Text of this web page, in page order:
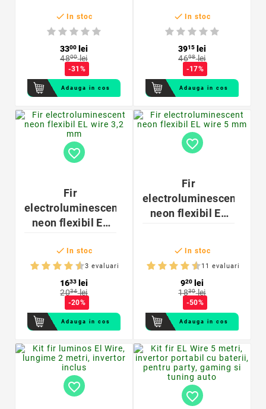
marime
universala
 In stoc
3300
lei
4800lei
-31%
Adauga in cos
 In stoc
3915
lei
4698lei
-17%
Adauga in cos
favorite_border
Fir
electroluminescent
neon flexibil EL
 In stoc
3 evaluari
1633
lei
2034lei
-20%
Adauga in cos
favorite_border
Fir
electroluminescent
neon flexibil EL
 In stoc
11 evaluari
920
lei
1830lei
-50%
Adauga in cos
favorite_border
favorite_border